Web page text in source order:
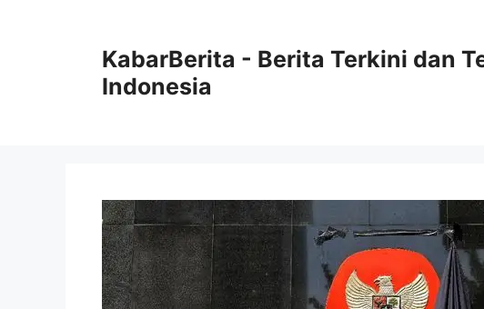
KabarBerita - Berita Terkini dan
Indonesia